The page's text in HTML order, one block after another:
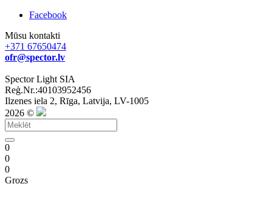
Facebook
Mūsu kontakti
+371 67650474
ofr@spector.lv
Spector Light SIA
Reģ.Nr.:40103952456
Ilzenes iela 2, Rīga, Latvija, LV-1005
2026 ©
0
0
0
Grozs